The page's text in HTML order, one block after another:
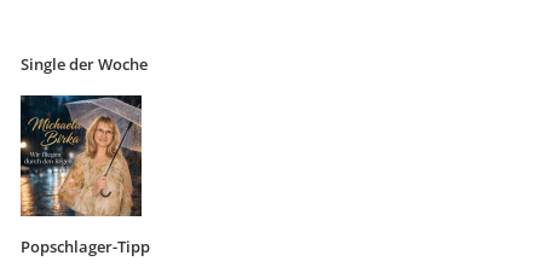
Single der Woche
Popschlager-Tipp